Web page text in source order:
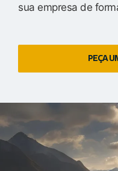
sua empresa de
PEÇA